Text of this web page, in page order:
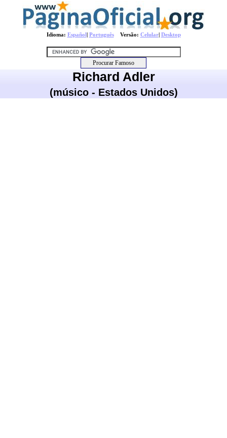
Idioma: Español| PortuguêsVersão: Celular| Desktop
Richard Adler
(músico - Estados Unidos)